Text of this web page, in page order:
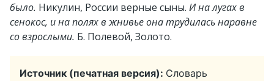
было. Никулин, России верные сыны. И на лугах в
сенокос, и на полях в жнивье она трудилась наравне
со взрослыми. Б. Полевой, Золото.
Источник (печатная версия): Словарь